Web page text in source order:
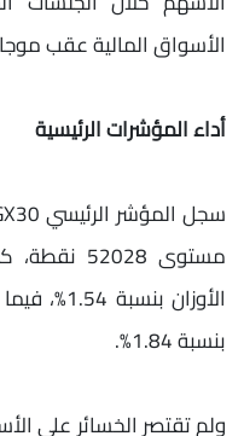
الأسواق المالية عقب
أداء المؤشرات الرئيسية
بنسبة 1.84%.